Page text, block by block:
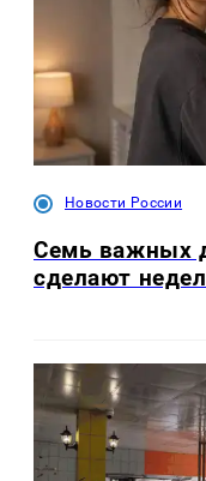
Новости России
Семь важных
сделают